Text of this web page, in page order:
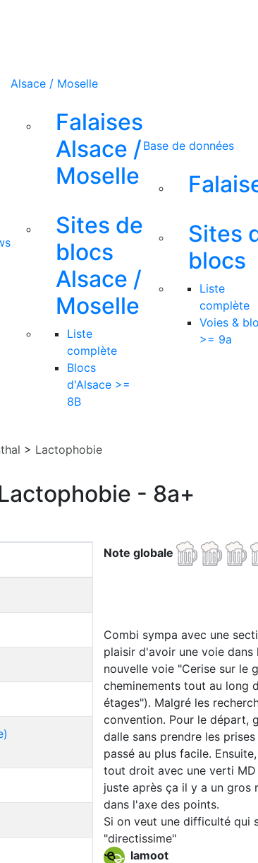
Alsace / Moselle
Falaises
Alsace /
Moselle
Sites de
blocs
Alsace /
Moselle
Liste
complète
Blocs
d'Alsace >=
8B
Base de données
Sites
blocs
Liste
complète
Voies &
>= 9a
> Lactophobie
- 8a+
Note globale
Combi sympa avec une
plaisir d'avoir une voie
nouvelle voie "Cerise sur le
cheminements tout au long
étages"). Malgré les
convention. Pour le départ,
dalle sans prendre les
passé au plus facile.
tout droit avec une verti
juste après ça il y a un gros
dans l'axe des points.
Si on veut une difficulté qui
"directissime"
lamoot